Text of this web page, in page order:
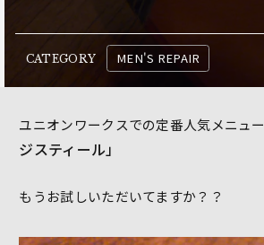
CATEGORY MEN'S REPAIR
ユニオンワークスでの定番人気メニュー
ジスティール」
もうお試しいただいてますか？？